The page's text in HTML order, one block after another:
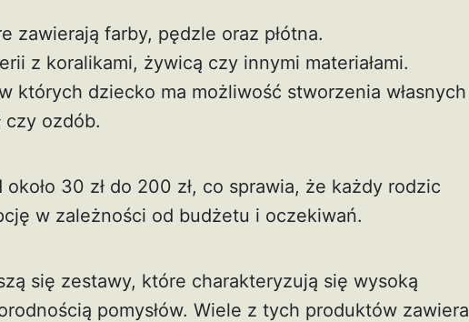
zawierają farby, pędzle oraz płótna.
z koralikami, żywicą czy innymi materiałami.
których dziecko ma możliwość stworzenia własnych
czy ozdób.
30 zł do 200 zł, co sprawia, że każdy rodzic
w zależności od budżetu i oczekiwań.
się zestawy, które charakteryzują się wysoką
pomysłów. Wiele z tych produktów zawiera